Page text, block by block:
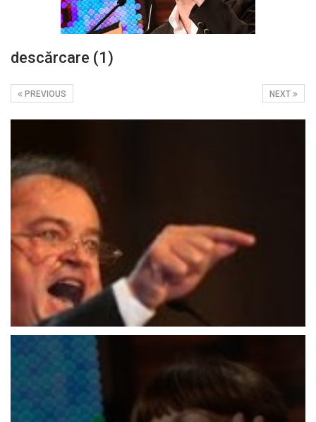
descărcare (1)
NEXT
PREVIOUS